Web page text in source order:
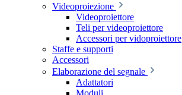
Videoproiezione
Videoproiettore
Teli per videoproiettore
Accessori per vidoproiettore
Staffe e supporti
Accessori
Elaborazione del segnale
Adattatori
Moduli